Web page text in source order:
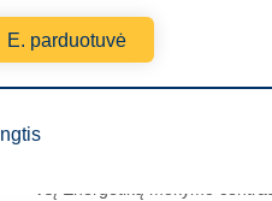
E. parduotuvė
2025 m rugsėjo 8 d.
įgytų kompetencijų,
Paskelbimo data
VšĮ Energetikų mokymo